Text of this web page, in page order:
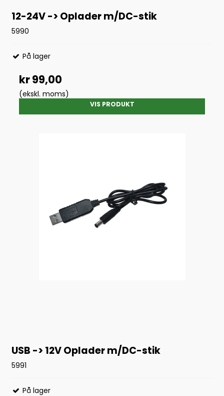
12-24V -> Oplader m/DC-stik
5990
På lager
kr 99,00
(ekskl. moms)
VIS PRODUKT
USB -> 12V Oplader m/DC-stik
5991
På lager